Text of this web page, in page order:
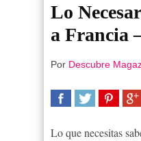
Lo
a Francia
Por Descubre
Lo que necesitas